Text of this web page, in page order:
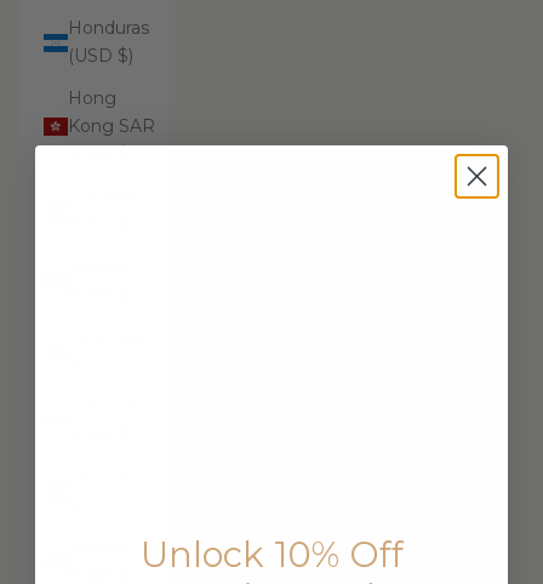
Honduras
(USD $)
Hong
Kong SAR
Unlock 10% Off